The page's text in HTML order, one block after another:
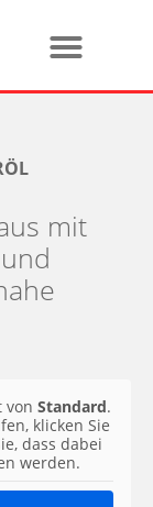
mit
von Standard.
klicken Sie
dass dabei
werden.